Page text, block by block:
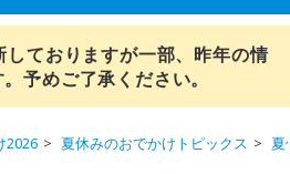
ておりますが一部、昨年の情
予めご了承ください。
2026 夏休みのおでかけトピックス 夏